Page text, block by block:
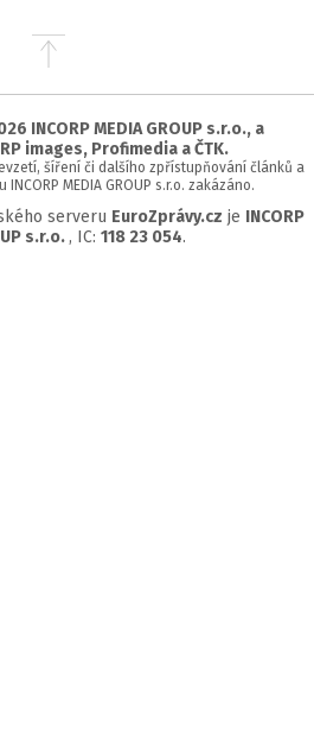
Přejít
stránky
INCORP MEDIA GROUP s.r.o., a
images, Profimedia a ČTK.
šíření či dalšího zpřístupňování článků a
MEDIA GROUP s.r.o. zakázáno.
serveru EuroZprávy.cz je INCORP
s.r.o. , IC: 118 23 054.